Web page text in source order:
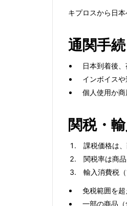
キプロスから日
通関手
日本到着後
インボイス
個人使用か商
関税・
課税価格は
関税率は商
輸入消費税
免税範囲を超
一部の商品